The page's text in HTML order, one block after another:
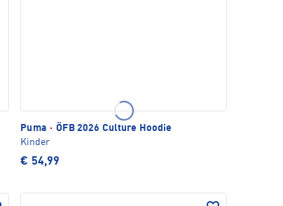
Puma · ÖFB 2026 Culture Hoodie
Kinder
€ 54,99